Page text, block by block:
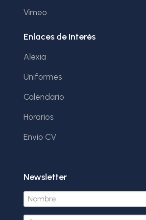
Vimeo
Enlaces de Interés
Alexia
Uniformes
Calendario
Horarios
Envio CV
Newsletter